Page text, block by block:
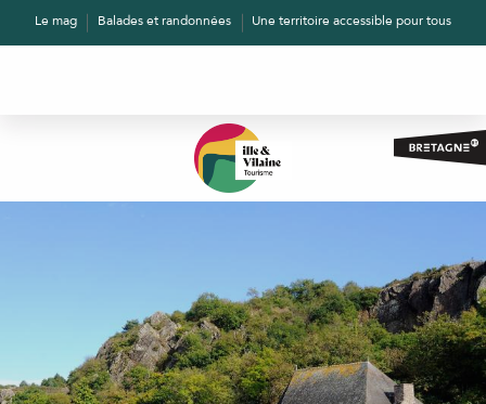
AllerLe mag Balades et randonnées Une territoire accessible pour tous